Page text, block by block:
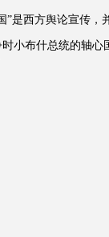
”是西方舆论宣传，
小布什总统的轴心